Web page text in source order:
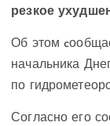
резкое
Об этом
начальника
по
Согласно его